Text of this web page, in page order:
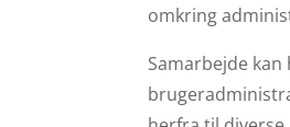
omkring
Samarbejde